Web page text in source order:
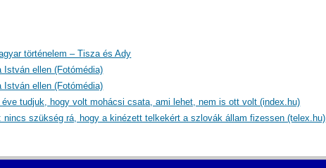
történelem – Tisza és Ady
István ellen (Fotómédia)
István ellen (Fotómédia)
éve tudjuk, hogy volt mohácsi csata, ami lehet, nem is ott volt (index.hu)
nincs szükség rá, hogy a kinézett telkekért a szlovák állam fizessen (telex.hu)